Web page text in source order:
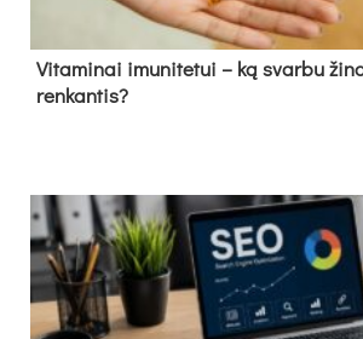
Vitaminai imunitetui – ką svarbu
renkantis?